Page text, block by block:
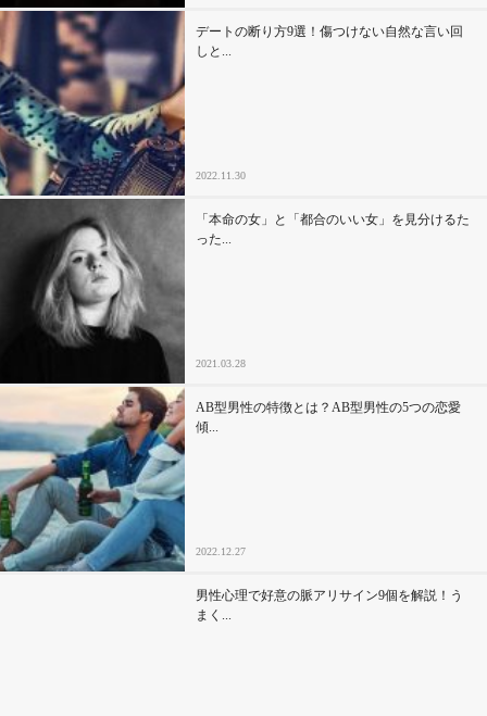
デートの断り方9選！傷つけない自然な言い回
しと...
2022.11.30
「本命の女」と「都合のいい女」を見分けるた
った...
2021.03.28
AB型男性の特徴とは？AB型男性の5つの恋愛
傾...
2022.12.27
男性心理で好意の脈アリサイン9個を解説！う
まく...